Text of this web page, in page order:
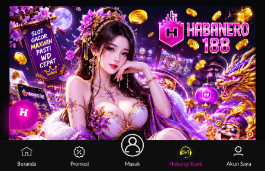
Beranda Promosi Masuk Hubungi Kami Akun Saya